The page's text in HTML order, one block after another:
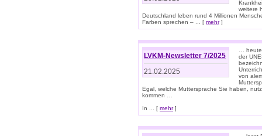
weitere
Deutschland leben rund 4 Millionen
Farben sprechen – ... [ mehr]
LVKM-Newsletter 7/2025
21.02.2025
…
der
von
Egal, welche Muttersprache Sie haben,
kommen …
In ... [ mehr]